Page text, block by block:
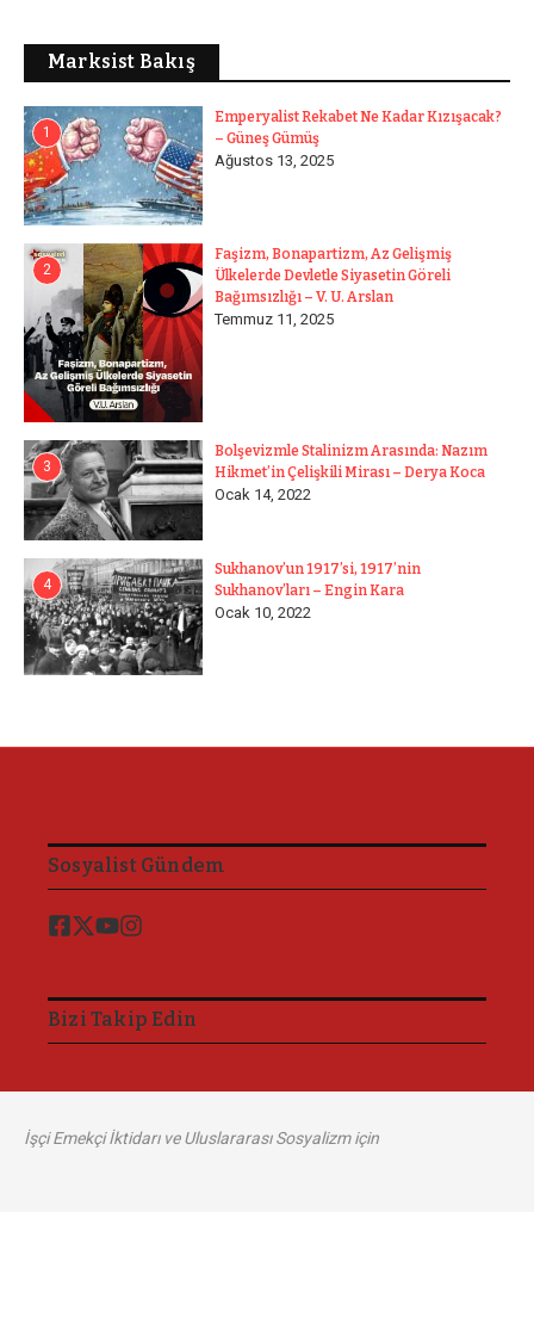
Marksist Bakış
1
Emperyalist Rekabet Ne Kadar Kızışacak?
– Güneş Gümüş
Ağustos 13, 2025
2
Faşizm, Bonapartizm, Az Gelişmiş
Ülkelerde Devletle Siyasetin Göreli
Bağımsızlığı – V. U. Arslan
Temmuz 11, 2025
3
Bolşevizmle Stalinizm Arasında: Nazım
Hikmet’in Çelişkili Mirası – Derya Koca
Ocak 14, 2022
4
Sukhanov’un 1917’si, 1917’nin
Sukhanov’ları – Engin Kara
Ocak 10, 2022
Sosyalist Gündem
Bizi Takip Edin
İşçi Emekçi İktidarı ve Uluslararası Sosyalizm için